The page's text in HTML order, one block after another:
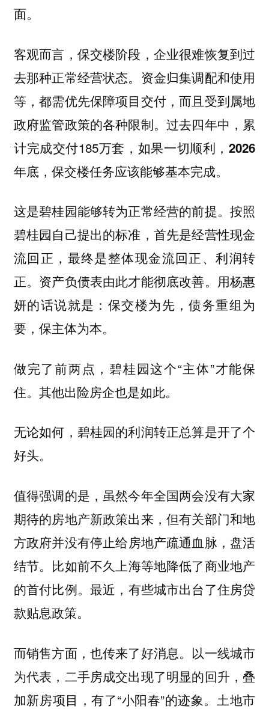
面。
客观而言，保交楼阶段，企业很难恢复到过
去那种正常经营状态。资金归集调配和使用
等，都需优先保障项目交付，而且受到属地
政府监管政策的各种限制。过去四年中，累
计完成交付185万套，如果一切顺利，2026
年底，保交楼任务应该能够基本完成。
这是碧桂园能够转为正常经营的前提。 按照
碧桂园自己提出的标准，首先是经营性现金
流回正，最终是整体现金流回正、利润转
正。资产负债表由此才能彻底改善。用杨惠
妍的话说就是：保交楼为先，债务重组为
要，保主体为本。
做完了前两点，碧桂园这个“主体”才能保
住。其他出险房企也是如此。
无论如何，碧桂园的利润转正总算是开了个
好头。
值得强调的是，虽然今年全国两会没有大家
期待的房地产新政策出来，但有关部门和地
方政府并没有停止给房地产疏通血脉，盘活
结节。 比如前不久上海等地降低了商业地产
的首付比例。最近， 有些城市出台了住房贷
款贴息政策。
而销售方面，也传来了好消息。以一线城市
为代表，二手房成交出现了明显的回升，叠
加新房项目，有了“小阳春”的迹象。土地市